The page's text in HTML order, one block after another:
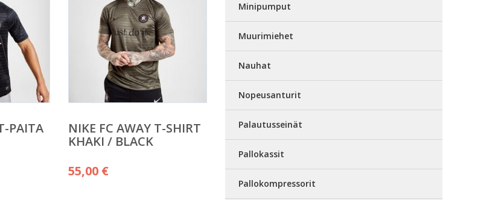
PAITA
NIKE FC AWAY T-SHIRT
KHAKI / BLACK
55,00 €
Minipumput
Muurimiehet
Nauhat
Nopeusanturit
Palautusseinät
Pallokassit
Pallokompressorit